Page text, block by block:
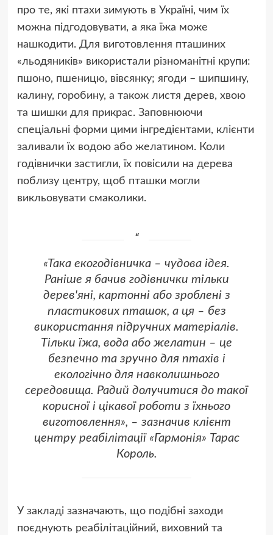
про те, які птахи зимують в Україні, чим їх
можна підгодовувати, а яка їжа може
нашкодити. Для виготовлення пташиних
«льодяників» використали різноманітні крупи:
пшоно, пшеницю, вівсянку; ягоди – шипшину,
калину, горобину, а також листя дерев, хвою
та шишки для прикрас. Заповнюючи
спеціальні форми цими інгредієнтами, клієнти
заливали їх водою або желатином. Коли
годівнички застигли, їх повісили на дерева
поблизу центру, щоб пташки могли
викльовувати смаколики.
«Така екогодівничка – чудова ідея.
Раніше я бачив годівнички тільки
дерев'яні, картонні або зроблені з
пластикових пташок, а ця – без
використання підручних матеріалів.
Тільки їжа, вода або желатин – це
безпечно та зручно для птахів і
екологічно для навколишнього
середовища. Радий долучитися до такої
корисної і цікавої роботи з їхнього
виготовлення», – зазначив клієнт
центру реабілітації «Гармонія» Тарас
Король.
У закладі зазначають, що подібні заходи
поєднують реабілітаційний, виховний та